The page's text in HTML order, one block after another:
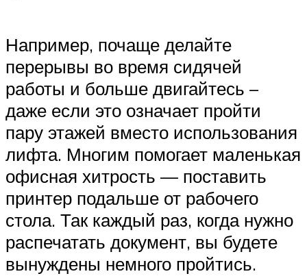
Например, почаще делайте
перерывы во время сидячей
работы и больше двигайтесь –
даже если это означает пройти
пару этажей вместо использования
лифта. Многим помогает маленькая
офисная хитрость — поставить
принтер подальше от рабочего
стола. Так каждый раз, когда нужно
распечатать документ, вы будете
вынуждены немного пройтись.